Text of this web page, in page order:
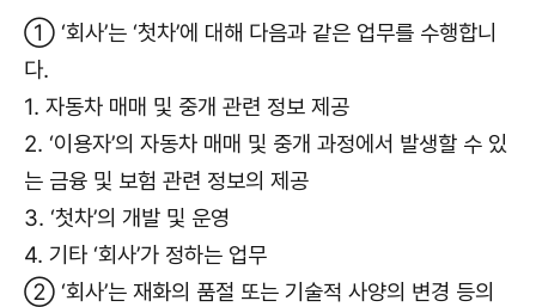
① ‘회사’는 ‘첫차’에 대해 다음과 같은 업무를 수행합니
다.
1. 자동차 매매 및 중개 관련 정보 제공
2. ‘이용자’의 자동차 매매 및 중개 과정에서 발생할 수 있
는 금융 및 보험 관련 정보의 제공
3. ‘첫차’의 개발 및 운영
4. 기타 ‘회사’가 정하는 업무
② ‘회사’는 재화의 품절 또는 기술적 사양의 변경 등의